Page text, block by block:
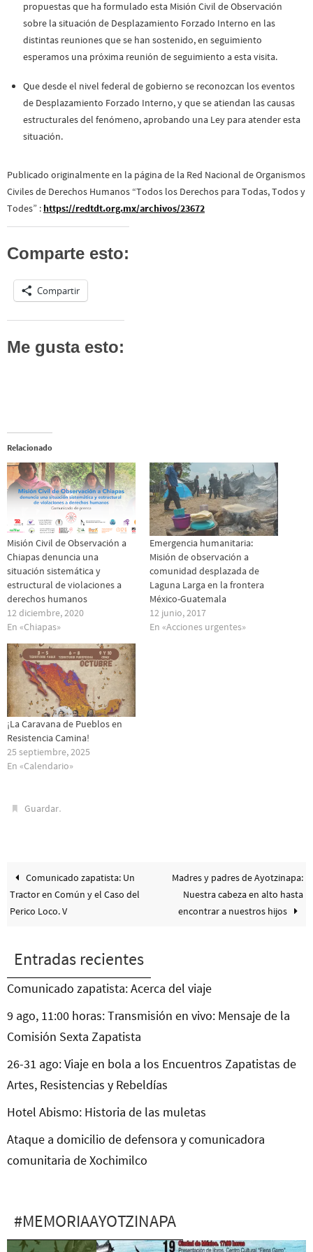
propuestas que ha formulado esta Misión Civil de Observación
sobre la situación de Desplazamiento Forzado Interno en las
distintas reuniones que se han sostenido, en seguimiento
esperamos una próxima reunión de seguimiento a esta visita.
Que desde el nivel federal de gobierno se reconozcan los eventos
de Desplazamiento Forzado Interno, y que se atiendan las causas
estructurales del fenómeno, aprobando una Ley para atender esta
situación.
Publicado originalmente en la página de la Red Nacional de Organismos
Civiles de Derechos Humanos “Todos los Derechos para Todas, Todos y
Todes” : https://redtdt.org.mx/archivos/23672
Comparte esto:
Compartir
Me gusta esto:
Relacionado
Misión Civil de Observación a
Chiapas denuncia una
situación sistemática y
estructural de violaciones a
derechos humanos
12 diciembre, 2020
En «Chiapas»
Emergencia humanitaria:
Misión de observación a
comunidad desplazada de
Laguna Larga en la frontera
México-Guatemala
12 junio, 2017
En «Acciones urgentes»
¡La Caravana de Pueblos en
Resistencia Camina!
25 septiembre, 2025
En «Calendario»
Guardar.
Comunicado zapatista: Un
Tractor en Común y el Caso del
Perico Loco. V
Madres y padres de Ayotzinapa:
Nuestra cabeza en alto hasta
encontrar a nuestros hijos
Entradas recientes
Comunicado zapatista: Acerca del viaje
9 ago, 11:00 horas: Transmisión en vivo: Mensaje de la
Comisión Sexta Zapatista
26-31 ago: Viaje en bola a los Encuentros Zapatistas de
Artes, Resistencias y Rebeldías
Hotel Abismo: Historia de las muletas
Ataque a domicilio de defensora y comunicadora
comunitaria de Xochimilco
#MEMORIAAYOTZINAPA